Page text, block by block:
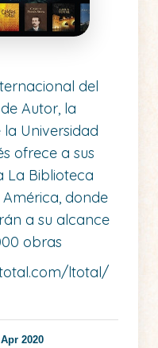
del
Autor, la
Universidad
ofrece a sus
La Biblioteca
donde
a su alcance
obras
ltotal/
2020